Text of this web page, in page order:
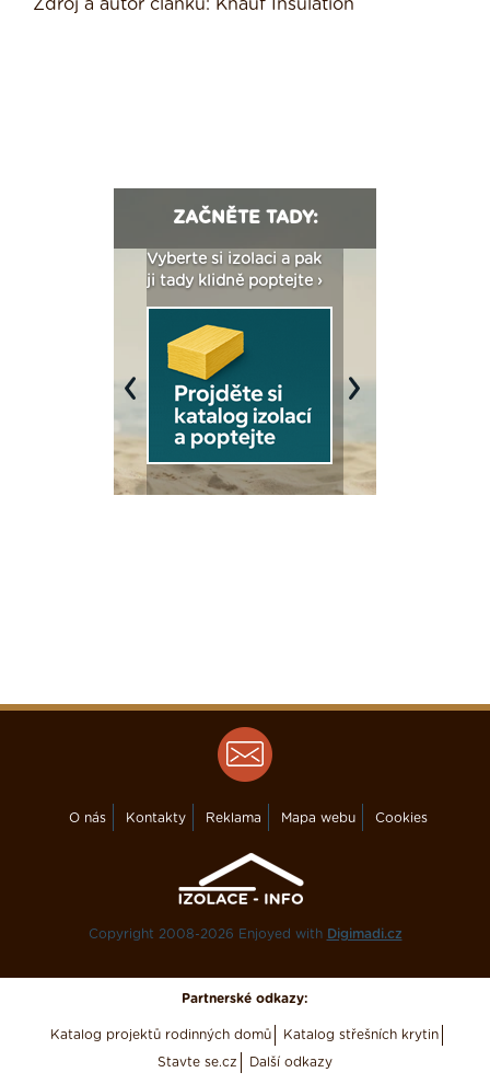
Zdroj a autor článku: Knauf Insulation
ZAČNĚTE TADY:
Vyberte si izolaci a pak
ji tady klidně poptejte ›
Previous Next
O nás Kontakty Reklama Mapa webu Cookies
Copyright 2008-2026 Enjoyed with Digimadi.cz
Partnerské odkazy:
Katalog projektů rodinných domů Katalog střešních krytin
Stavte se.cz Další odkazy